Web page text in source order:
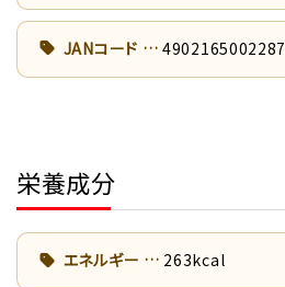
JANコード 4902165002287
栄養成分
エネルギー 263kcal